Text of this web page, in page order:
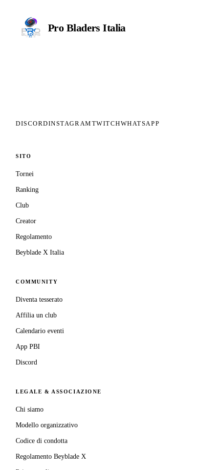
Pro BladersItalia
DISCORDINSTAGRAM TWITCHWHATSAPP
SITO
Tornei
Ranking
Club
Creator
Regolamento
Beyblade X Italia
COMMUNITY
Diventa tesserato
Affilia un club
Calendario eventi
App PBI
Discord
LEGALE & ASSOCIAZIONE
Chi siamo
Modello organizzativo
Codice di condotta
Regolamento Beyblade X